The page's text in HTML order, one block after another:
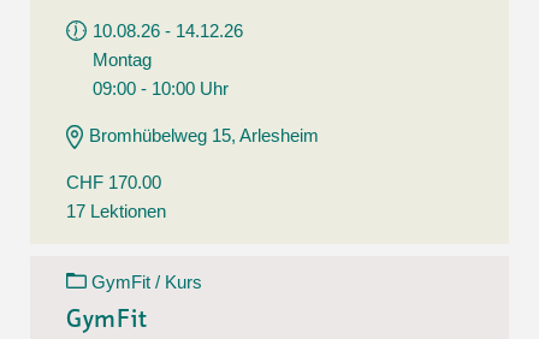
10.08.26 - 14.12.26
Montag
09:00 - 10:00 Uhr
Bromhübelweg 15, Arlesheim
CHF 170.00
17 Lektionen
GymFit / Kurs
GymFit